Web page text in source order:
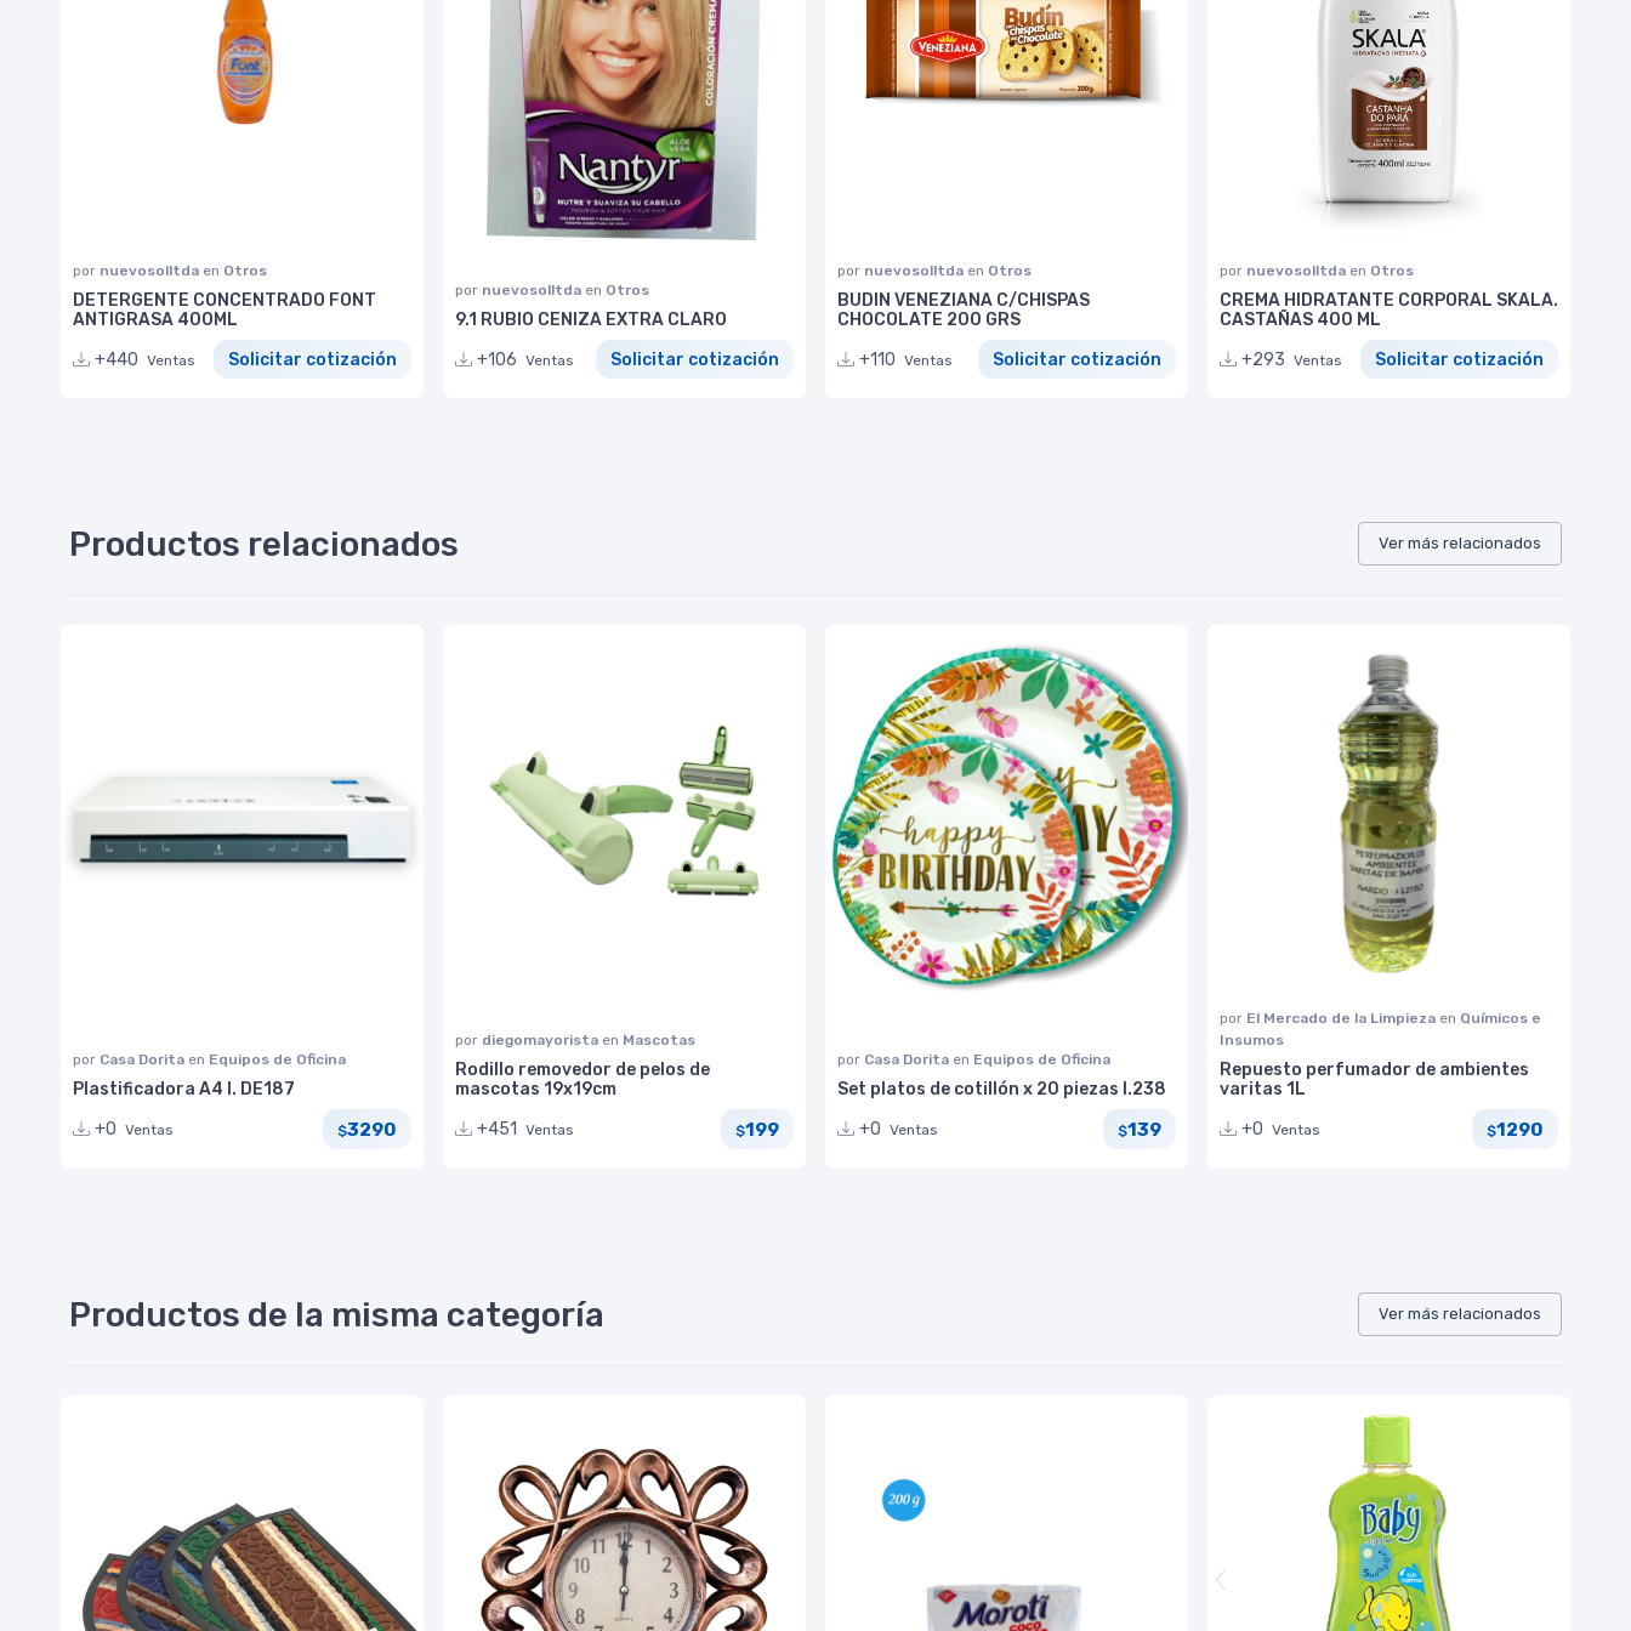
por nuevosolltda en Otros
DETERGENTE CONCENTRADO FONT
ANTIGRASA 400ML
+440 Ventas Solicitar cotización
por nuevosolltda en Otros
9.1 RUBIO CENIZA EXTRA CLARO
+106 Ventas Solicitar cotización
por nuevosolltda en Otros
BUDIN VENEZIANA C/CHISPAS
CHOCOLATE 200 GRS
+110 Ventas Solicitar cotización
por nuevosolltda en Otros
CREMA HIDRATANTE CORPORAL SKALA.
CASTAÑAS 400 ML
+293 Ventas Solicitar cotización
Productos relacionados Ver más relacionados
por Casa Dorita en Equipos de Oficina
Plastificadora A4 I. DE187
+0 Ventas $3290
por diegomayorista en Mascotas
Rodillo removedor de pelos de
mascotas 19x19cm
+451
Ventas $199
por Casa Dorita en Equipos de Oficina
Set platos de cotillón x 20 piezas I.238
+0 Ventas $139
por El Mercado de la Limpieza en Químicos e
Insumos
Repuesto perfumador de ambientes
varitas 1L
+0 Ventas $1290
Productos de la misma categoría Ver más relacionados